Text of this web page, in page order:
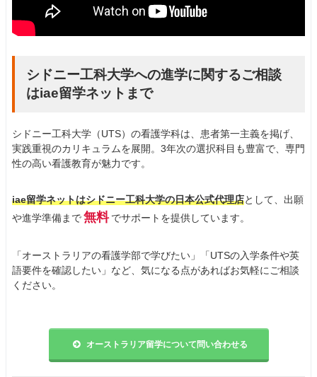
シドニー工科大学への進学に関するご相談
はiae留学ネットまで
シドニー工科大学（UTS）の看護学科は、患者第一主義を掲げ、
実践重視のカリキュラムを展開。3年次の選択科目も豊富で、専門
性の高い看護教育が魅力です。
iae留学ネットはシドニー工科大学の日本公式代理店として、出願
や進学準備まで 無料 でサポートを提供しています。
「オーストラリアの看護学部で学びたい」「UTSの入学条件や英
語要件を確認したい」など、気になる点があればお気軽にご相談
ください。
オーストラリア留学について問い合わせる